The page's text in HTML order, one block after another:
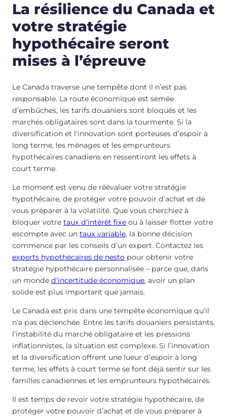
La résilience du Canada et
votre stratégie
hypothécaire seront
mises à l’épreuve
Le Canada traverse une tempête dont il n’est pas
responsable. La route économique est semée
d’embûches, les tarifs douaniers sont bloqués et les
marchés obligataires sont dans la tourmente. Si la
diversification et l’innovation sont porteuses d’espoir à
long terme, les ménages et les emprunteurs
hypothécaires canadiens en ressentiront les effets à
court terme.
Le moment est venu de réévaluer votre stratégie
hypothécaire, de protéger votre pouvoir d’achat et de
vous préparer à la volatilité. Que vous cherchiez à
bloquer votre taux d’intérêt fixe ou à laisser flotter votre
escompte avec un taux variable, la bonne décision
commence par les conseils d’un expert. Contactez les
experts hypothécaires de nesto pour obtenir votre
stratégie hypothécaire personnalisée – parce que, dans
un monde d’incertitude économique, avoir un plan
solide est plus important que jamais.
Le Canada est pris dans une tempête économique qu’il
n’a pas déclenchée. Entre les tarifs douaniers persistants,
l’instabilité du marché obligataire et les pressions
inflationnistes, la situation est complexe. Si l’innovation
et la diversification offrent une lueur d’espoir à long
terme, les effets à court terme se font déjà sentir sur les
familles canadiennes et les emprunteurs hypothécaires.
Il est temps de revoir votre stratégie hypothécaire, de
protéger votre pouvoir d’achat et de vous préparer à